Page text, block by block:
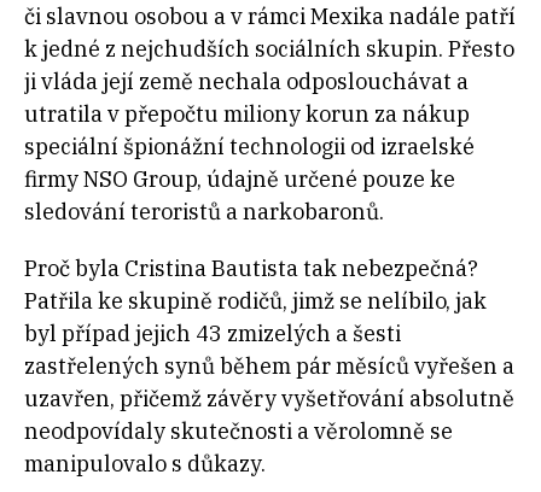
či slavnou osobou a v rámci Mexika nadále patří
k jedné z nejchudších sociálních skupin. Přesto
ji vláda její země nechala odposlouchávat a
utratila v přepočtu miliony korun za nákup
speciální špionážní technologii od izraelské
firmy NSO Group, údajně určené pouze ke
sledování teroristů a narkobaronů.
Proč byla Cristina Bautista tak nebezpečná?
Patřila ke skupině rodičů, jimž se nelíbilo, jak
byl případ jejich 43 zmizelých a šesti
zastřelených synů během pár měsíců vyřešen a
uzavřen, přičemž závěry vyšetřování absolutně
neodpovídaly skutečnosti a věrolomně se
manipulovalo s důkazy.